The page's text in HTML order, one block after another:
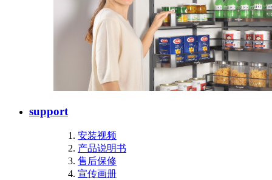
support
安装视频
产品说明书
售后保修
宣传画册